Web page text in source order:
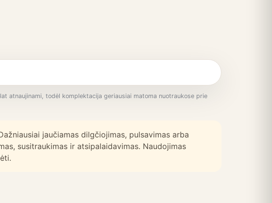
atnaujinami, todėl komplektacija geriausiai matoma nuotraukose prie
jaučiamas dilgčiojimas, pulsavimas arba
susitraukimas ir atsipalaidavimas. Naudojimas